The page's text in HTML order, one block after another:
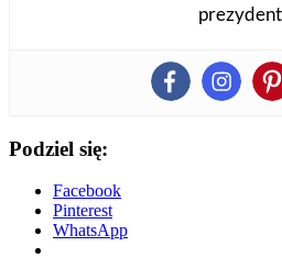
Podziel się:
Facebook
Pinterest
WhatsApp